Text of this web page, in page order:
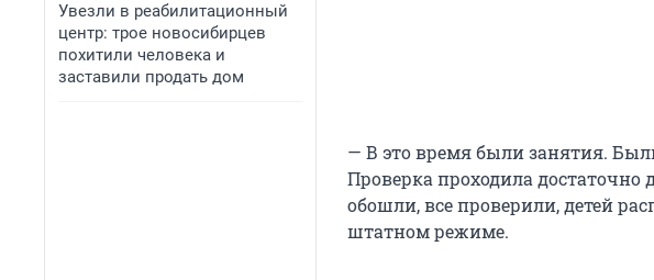
Увезли в реабилитационный
центр: трое новосибирцев
похитили человека и
заставили продать дом
— В это время были занятия.
Проверка проходила достаточно
обошли, все проверили, детей
штатном режиме.